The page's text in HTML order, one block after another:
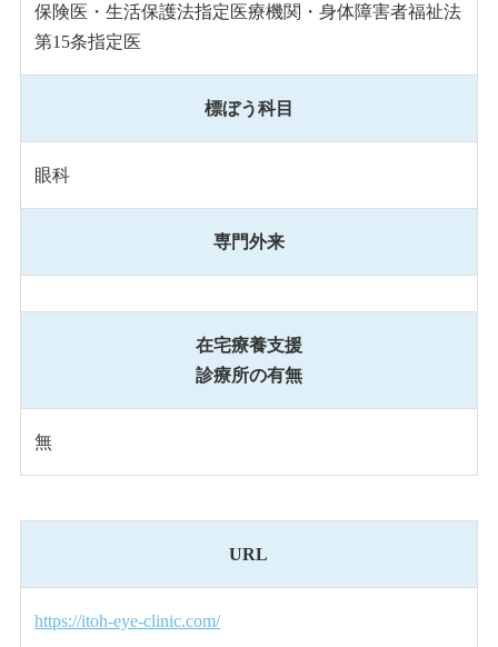
保険医・生活保護法指定医療機関・身体障害者福祉法
第15条指定医
標ぼう科目
眼科
専門外来
在宅療養支援
診療所の有無
無
URL
https://itoh-eye-clinic.com/